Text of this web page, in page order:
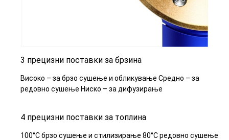
3 прецизни поставки за брзина
Високо – за брзо сушење и обликување Средно – за
редовно сушење Ниско – за дифузирање
4 прецизни поставки за топлина
100°C брзо сушење и стилизирање 80°C редовно сушење